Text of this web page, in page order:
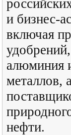
и бизнес-
включая
алюминия
металлов,
нефти.